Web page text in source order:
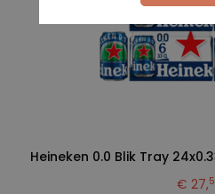
Heineken 0.0 Blik Tray
€ 27,